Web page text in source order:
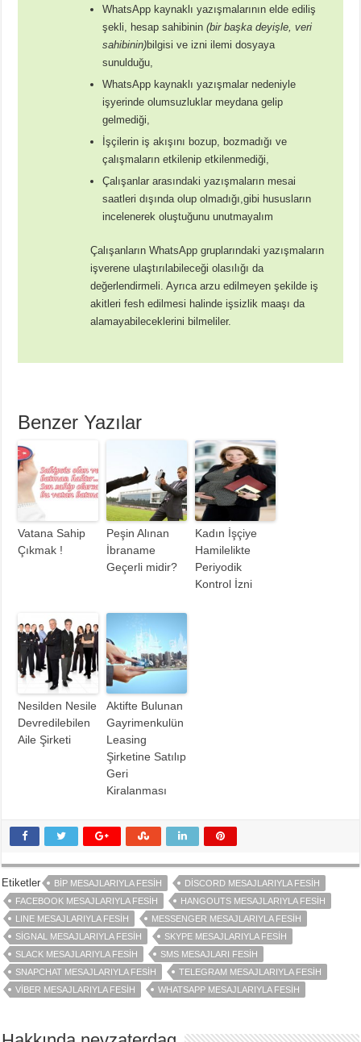
WhatsApp kaynaklı yazışmalarının elde ediliş
şekli, hesap sahibinin(bir başka deyişle, veri
sahibinin)bilgisi ve izni ilemi dosyaya
sunulduğu,
WhatsApp kaynaklı yazışmalar nedeniyle
işyerinde olumsuzluklar meydana gelip
gelmediği,
İşçilerin iş akışını bozup, bozmadığı ve
çalışmaların etkilenip etkilenmediği,
Çalışanlar arasındaki yazışmaların mesai
saatleri dışında olup olmadığı,gibi hususların
incelenerek oluştuğunu unutmayalım
Çalışanların WhatsApp gruplarındaki yazışmaların
işverene ulaştırılabileceği olasılığı da
değerlendirmeli. Ayrıca arzu edilmeyen şekilde iş
akitleri fesh edilmesi halinde işsizlik maaşı da
alamayabileceklerini bilmeliler.
Benzer Yazılar
Vatana Sahip
Çıkmak !
Peşin Alınan
İbraname
Geçerli midir?
Kadın İşçiye
Hamilelikte
Periyodik
Kontrol İzni
Nesilden Nesile
Devredilebilen
Aile Şirketi
Aktifte Bulunan
Gayrimenkulün
Leasing
Şirketine Satılıp
Geri
Kiralanması
Etiketler BIP MESAJLARIYLA FESIH
DISCORD MESAJLARIYLA FESIH
FACEBOOK MESAJLARIYLA FESIH
HANGOUTS MESAJLARIYLA FESIH
LINE MESAJLARIYLA FESIH
MESSENGER MESAJLARIYLA FESIH
SIGNAL MESAJLARIYLA FESIH
SKYPE MESAJLARIYLA FESIH
SLACK MESAJLARIYLA FESIH
SMS MESAJLARI FESIH
SNAPCHAT MESAJLARIYLA FESIH
TELEGRAM MESAJLARIYLA FESIH
VIBER MESAJLARIYLA FESIH
WHATSAPP MESAJLARIYLA FESIH